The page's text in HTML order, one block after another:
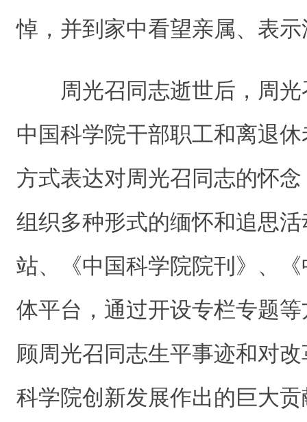
悼，并到家中看望亲属、表
周光召同志逝世后，周
中国科学院干部职工和离退
方式表达对周光召同志的怀
组织多种形式的缅怀和追思
站、《中国科学院院刊》、
体平台，通过开设专栏专题
顾周光召同志生平事迹和对
科学院创新发展作出的巨大